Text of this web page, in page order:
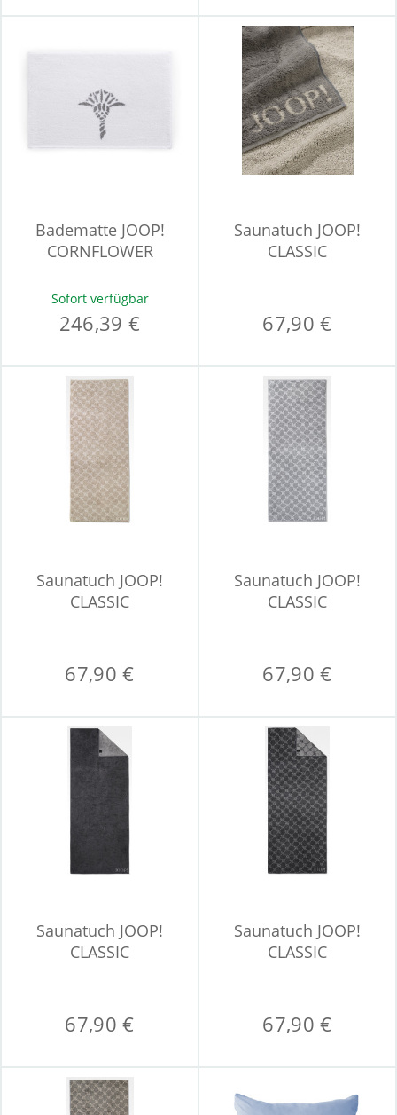
Badematte JOOP!
CORNFLOWER
Sofort verfügbar
246,39 €
Saunatuch JOOP!
CLASSIC
67,90 €
Saunatuch JOOP!
CLASSIC
67,90 €
Saunatuch JOOP!
CLASSIC
67,90 €
Saunatuch JOOP!
CLASSIC
67,90 €
Saunatuch JOOP!
CLASSIC
67,90 €